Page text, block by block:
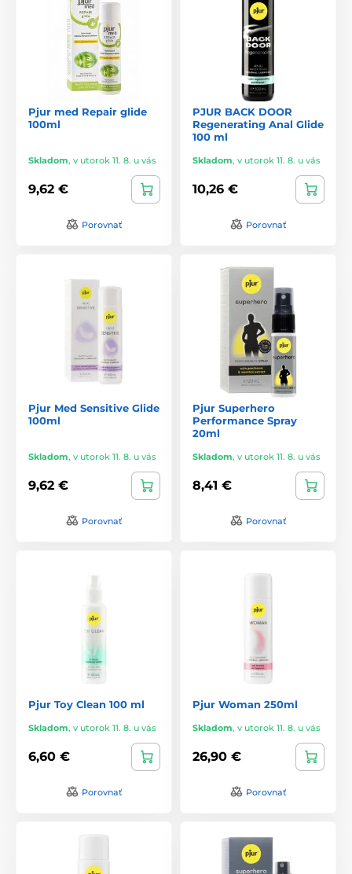
Pjur med Repair glide
100ml
Skladom, v utorok 11. 8. u vás
9,62 €
Porovnať
PJUR BACK DOOR
Regenerating Anal Glide
100 ml
Skladom, v utorok 11. 8. u vás
10,26 €
Porovnať
Pjur Med Sensitive Glide
100ml
Skladom, v utorok 11. 8. u vás
9,62 €
Porovnať
Pjur Superhero
Performance Spray
20ml
Skladom, v utorok 11. 8. u vás
8,41 €
Porovnať
Pjur Toy Clean 100 ml
Skladom, v utorok 11. 8. u vás
6,60 €
Porovnať
Pjur Woman 250ml
Skladom, v utorok 11. 8. u vás
26,90 €
Porovnať